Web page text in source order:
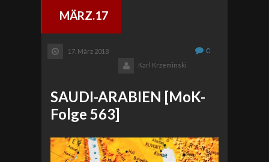
MÄRZ.17
17. März 2018
0
Karl Krzeminski
SAUDI-ARABIEN [MoK-
Folge 563]